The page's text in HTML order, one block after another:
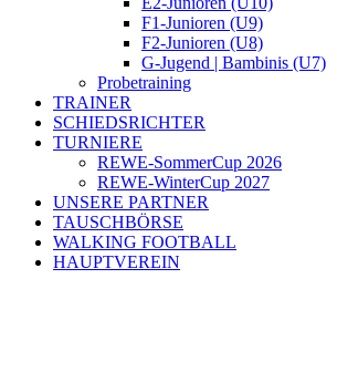
F1-Junioren (U9)
F2-Junioren (U8)
G-Jugend | Bambinis (U7)
Probetraining
TRAINER
SCHIEDSRICHTER
TURNIERE
REWE-SommerCup 2026
REWE-WinterCup 2027
UNSERE PARTNER
TAUSCHBÖRSE
WALKING FOOTBALL
HAUPTVEREIN